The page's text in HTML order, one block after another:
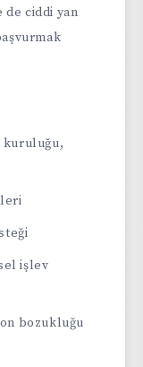
de ciddi yan
kuruluğu,
işlev
bozukluğu